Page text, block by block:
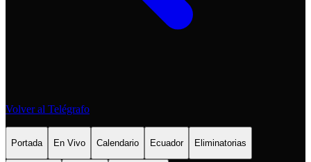
Volver al Telégrafo
Portada En Vivo Calendario Ecuador Eliminatorias